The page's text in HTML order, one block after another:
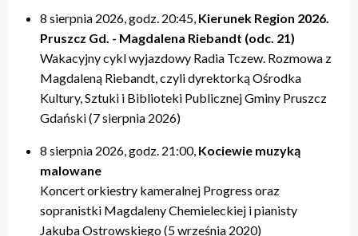
8 sierpnia 2026, godz. 20:45, Kierunek Region 2026.
Pruszcz Gd. - Magdalena Riebandt (odc. 21)
Wakacyjny cykl wyjazdowy Radia Tczew. Rozmowa z
Magdaleną Riebandt, czyli dyrektorką Ośrodka
Kultury, Sztuki i Biblioteki Publicznej Gminy Pruszcz
Gdański (7 sierpnia 2026)
8 sierpnia 2026, godz. 21:00, Kociewie muzyką
malowane
Koncert orkiestry kameralnej Progress oraz
sopranistki Magdaleny Chemieleckiej i pianisty
Jakuba Ostrowskiego (5 września 2020)